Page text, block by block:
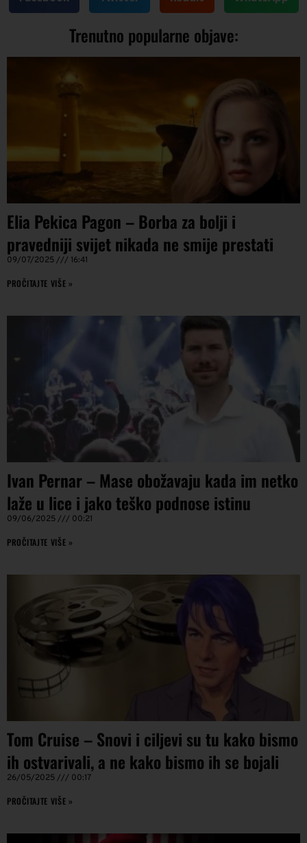
Trenutno popularne objave:
Elia Pekica Pagon – Borba za bolji i
pravedniji svijet nikada ne smije prestati
09/07/2025 16:41
PROČITAJTE VIŠE »
Ivan Pernar – Mase obožavaju kada im netko
laže u lice i jako teško podnose istinu
09/06/2025 00:21
PROČITAJTE VIŠE »
Tom Cruise – Snovi i ciljevi su tu kako bismo
ih ostvarivali, a ne kako bismo ih se bojali
26/05/2025 00:17
PROČITAJTE VIŠE »